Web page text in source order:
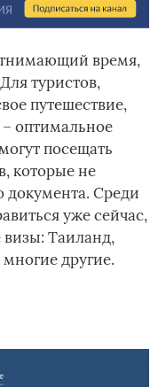
время,
туристов,
путешествие,
оптимальное
посещать
которые не
документа. Среди
уже сейчас,
визы: Таиланд,
другие.